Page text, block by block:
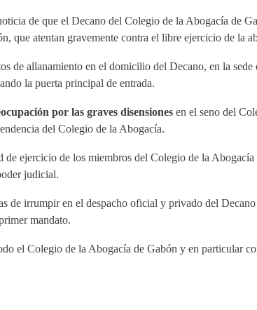
de que el Decano del Colegio de la Abogacía de
que atentan gravemente contra el libre ejercicio de la
de allanamiento en el domicilio del Decano, en la
la puerta principal de entrada.
por las graves disensiones en el seno del
del Colegio de la Abogacía.
de ejercicio de los miembros del Colegio de la
judicial.
de irrumpir en el despacho oficial y privado del
mandato.
el Colegio de la Abogacía de Gabón y en particular